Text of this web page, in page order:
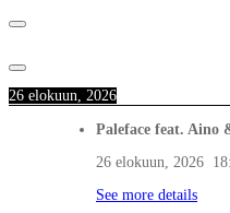
26 elokuun, 2026
Paleface feat.
26 elokuun, 2026
See more details